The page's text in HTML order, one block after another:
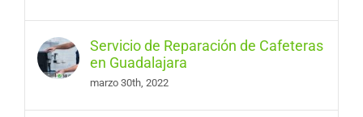
Servicio de Reparación de Cafeteras
en Guadalajara
marzo 30th, 2022